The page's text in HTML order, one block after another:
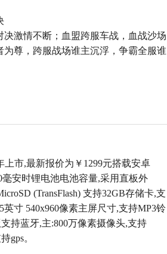
激情不断；血盟跨服车战，血战沙场
为尊，跨服战场谁主沉浮，争霸全服谁
上市,最新报价为￥1299元搭载安卓
毫安时锂电池电池容量,采用直板外
(TransFlash) 支持32GB存储卡,支
寸 540x960像素主屏尺寸,支持MP3铃
持蓝牙,主:800万像素摄像头,支持
gps。